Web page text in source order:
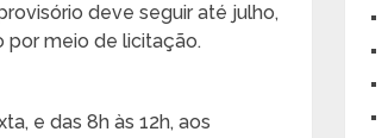
deve seguir até julho,
por meio de licitação.
e das 8h às 12h, aos